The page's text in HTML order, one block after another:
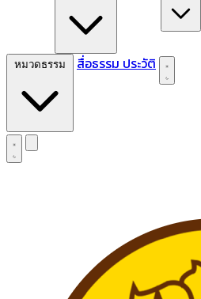
สื่อธรรม ประวัติ